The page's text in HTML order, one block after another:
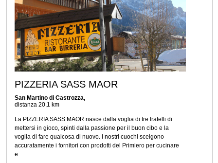
PIZZERIA SASS MAOR
San Martino di Castrozza,
distanza 20,1 km
La PIZZERIA SASS MAOR nasce dalla voglia di tre fratelli di
mettersi in gioco, spinti dalla passione per il buon cibo e la
voglia di fare qualcosa di nuovo. I nostri cuochi scelgono
accuratamente i fornitori con prodotti del Primiero per cucinare
e